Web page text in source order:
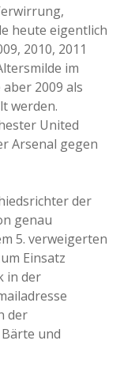
heute eigentlich
2010, 2011
im
2009 als
werden.
United
Arsenal gegen
der
genau
5. verweigerten
Einsatz
in der
der
und